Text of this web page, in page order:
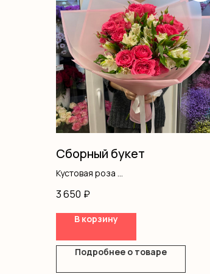
Сборный букет
Кустовая роза
Оформление
3 650 ₽
В корзину
Подробнее о товаре